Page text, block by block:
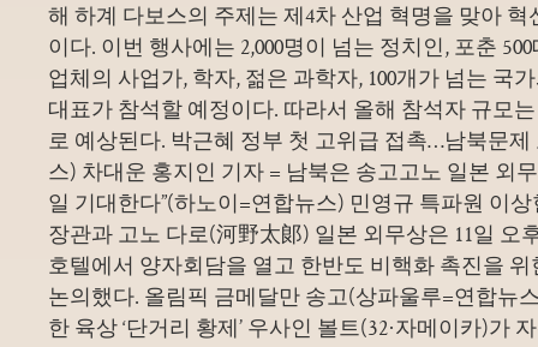
해 하계 다보스의 주제는 제4차 산업 혁명을 맞아
이다. 이번 행사에는 2,000명이 넘는 정치인, 포춘
업체의 사업가, 학자, 젊은 과학자, 100개가 넘는 국
대표가 참석할 예정이다. 따라서 올해 참석자 규모
로 예상된다. 박근혜 정부 첫 고위급 접촉…남북문
스) 차대운 홍지인 기자 = 남북은 송고고노 일본 외
일 기대한다”(하노이=연합뉴스) 민영규 특파원 이
장관과 고노 다로(河野太郞) 일본 외무상은 11일 오
호텔에서 양자회담을 열고 한반도 비핵화 촉진을
논의했다. 올림픽 금메달만 송고(상파울루=연합뉴
한 육상 ‘단거리 황제’ 우사인 볼트(32·자메이카)가